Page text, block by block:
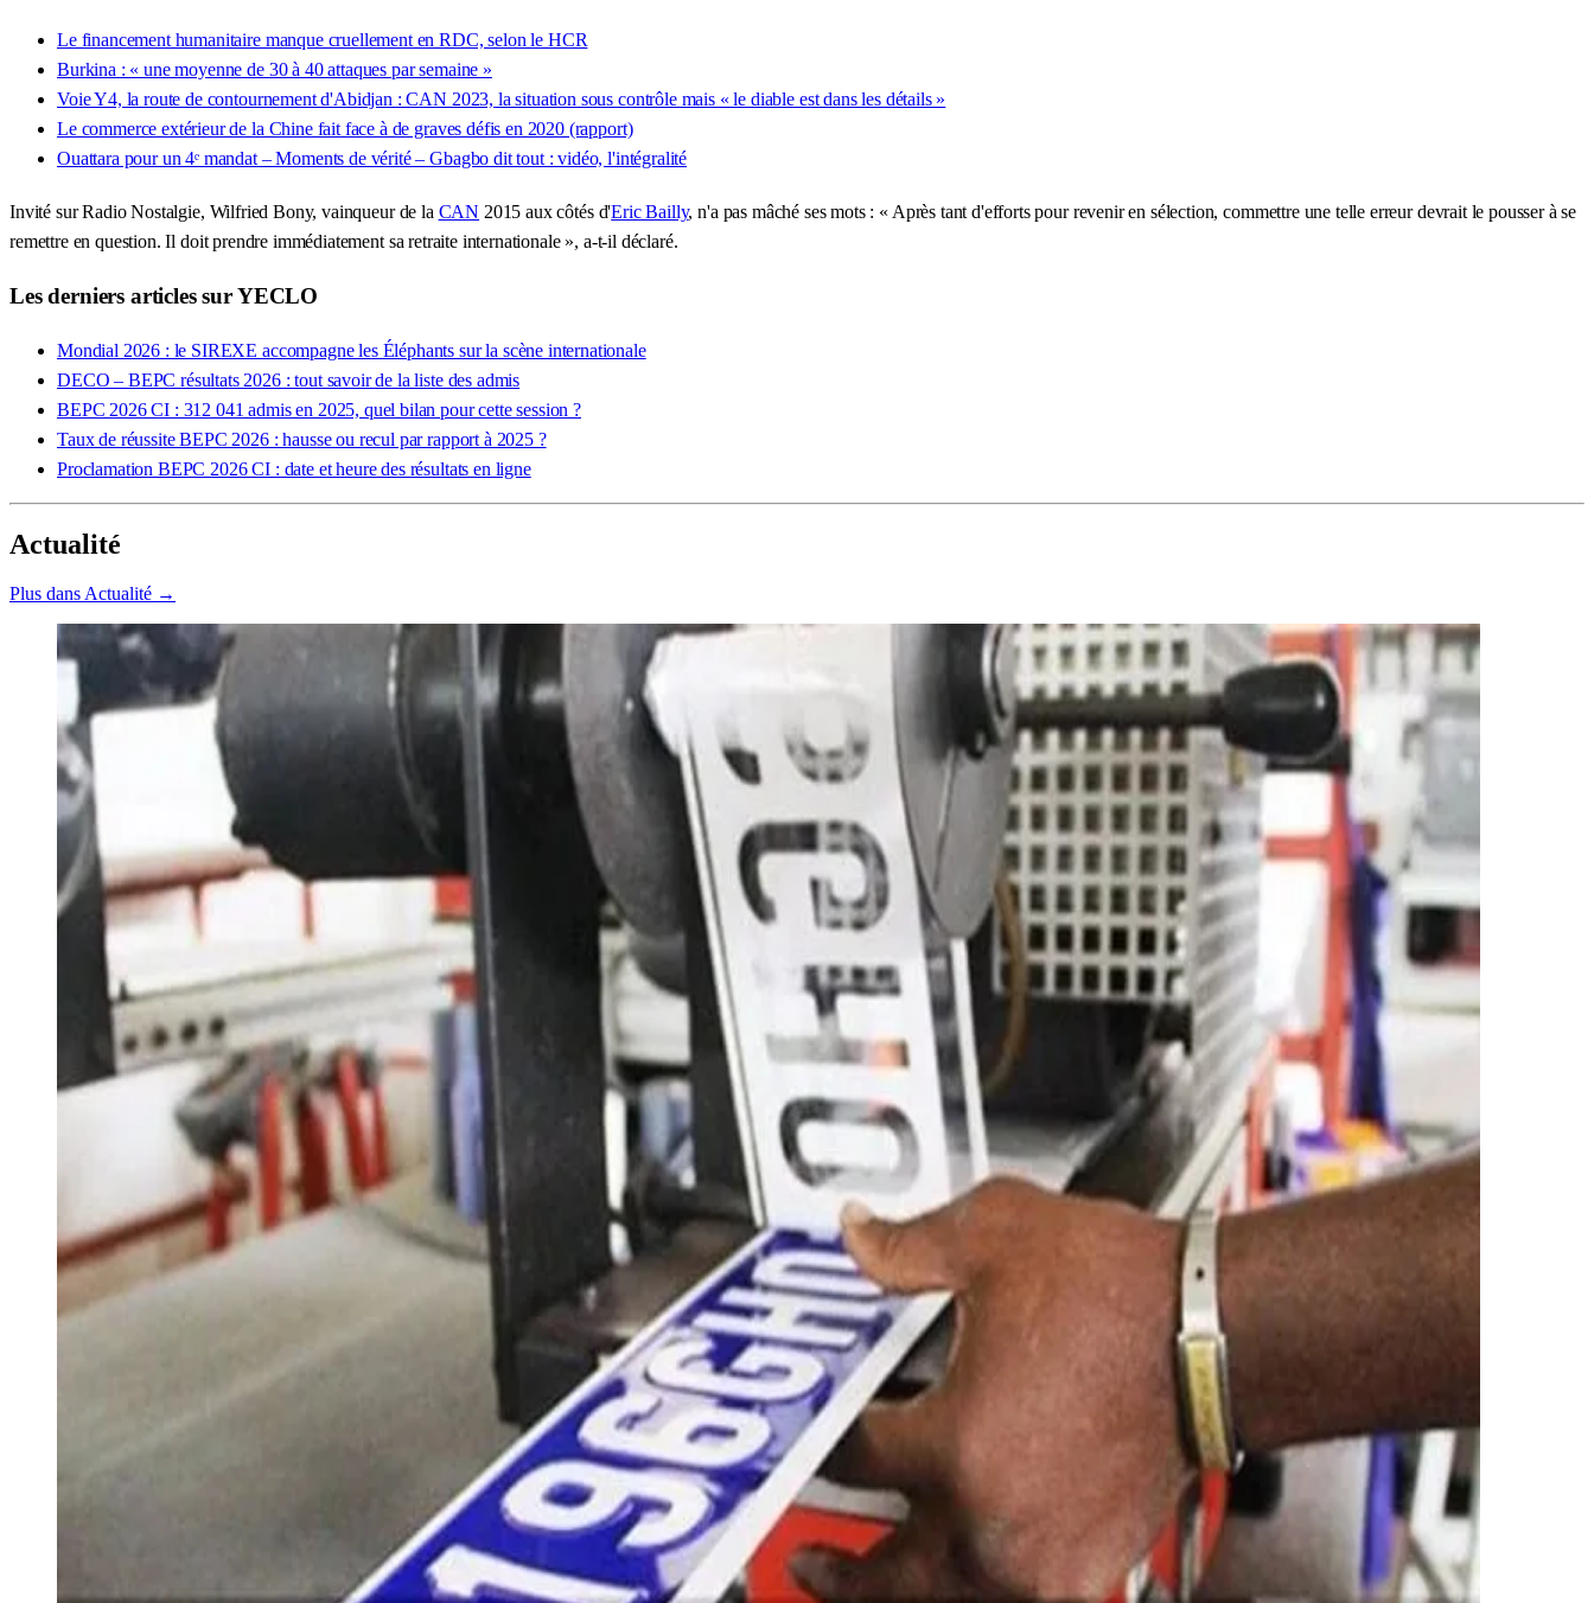
Le financement humanitaire manque cruellement en RDC, selon le HCR
Burkina : « une moyenne de 30 à 40 attaques par semaine »
Voie Y4, la route de contournement d'Abidjan : CAN 2023, la situation sous contrôle mais « le diable est dans les détails »
Le commerce extérieur de la Chine fait face à de graves défis en 2020 (rapport)
Ouattara pour un 4ᵉ mandat – Moments de vérité – Gbagbo dit tout : vidéo, l'intégralité
Invité sur Radio Nostalgie, Wilfried Bony, vainqueur de la CAN 2015 aux côtés d'Eric Bailly, n'a pas mâché ses mots : « Après tant d'efforts pour revenir en sélection, commettre une telle erreur devrait le pousser à se
remettre en question. Il doit prendre immédiatement sa retraite internationale », a-t-il déclaré.
Les derniers articles sur YECLO
Mondial 2026 : le SIREXE accompagne les Éléphants sur la scène internationale
DECO – BEPC résultats 2026 : tout savoir de la liste des admis
BEPC 2026 CI : 312 041 admis en 2025, quel bilan pour cette session ?
Taux de réussite BEPC 2026 : hausse ou recul par rapport à 2025 ?
Proclamation BEPC 2026 CI : date et heure des résultats en ligne
Actualité
Plus dans Actualité →